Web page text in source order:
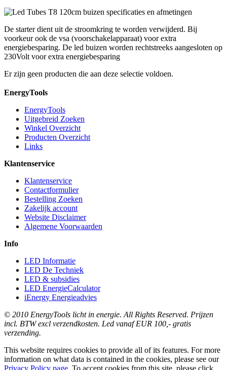
De starter dient uit de stroomkring te worden verwijderd. Bij
voorkeur ook de vsa (voorschakelapparaat) voor extra
energiebesparing. De led buizen worden rechtstreeks aangesloten op
230Volt voor extra energiebesparing
Er zijn geen producten die aan deze selectie voldoen.
EnergyTools
EnergyTools
Uitgebreid Zoeken
Winkel Overzicht
Producten Overzicht
Links
Klantenservice
Klantenservice
Contactformulier
Bestelling Zoeken
Zakelijk account
Website Disclaimer
Algemene Voorwaarden
Info
LED Informatie
LED De Techniek
LED & subsidies
LED EnergieCalculator
iEnergy Energieadvies
© 2010 EnergyTools licht in energie. All Rights Reserved. Prijzen
incl. BTW excl verzendkosten. Led vanaf EUR 100,- gratis
verzending.
This website requires cookies to provide all of its features. For more
information on what data is contained in the cookies, please see our
Privacy Policy page . To accept cookies from this site, please click